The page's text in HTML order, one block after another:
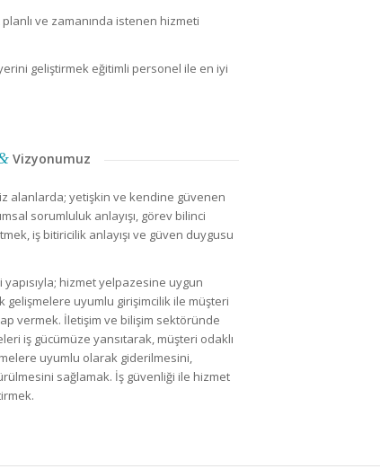
ve zamanında istenen hizmeti
geliştirmek eğitimli personel ile en iyi
Vizyonumuz
alanlarda; yetişkin ve kendine güvenen
sorumluluk anlayışı, görev bilinci
iş bitiricilik anlayışı ve güven duygusu
yapısıyla; hizmet yelpazesine uygun
gelişmelere uyumlu girişimcilik ile müşteri
vermek. İletişim ve bilişim sektöründe
iş gücümüze yansıtarak, müşteri odaklı
uyumlu olarak giderilmesini,
sağlamak. İş güvenliği ile hizmet